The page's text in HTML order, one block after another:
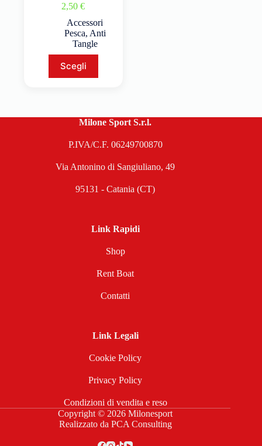
2,50€
Accessori
Pesca, Anti
Tangle
Scegli
Milone Sport S.r.l.
P.IVA/C.F. 06249700870
Via Antonino di Sangiuliano, 49
95131 - Catania (CT)
Link Rapidi
Shop
Rent Boat
Contatti
Link Legali
Cookie Policy
Privacy Policy
Condizioni di vendita e reso
Copyright © 2026 Milonesport
Realizzato da PCA Consulting